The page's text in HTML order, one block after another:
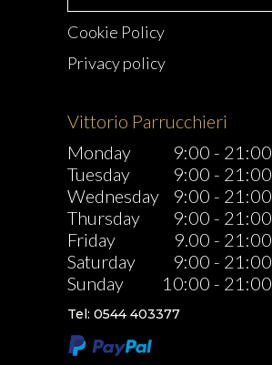
Cookie Policy
Privacy policy
Vittorio Parrucchieri
Monday
9:00 - 21:00
Tuesday
9:00 - 21:00
Wednesday
9:00 - 21:00
Thursday
9:00 - 21:00
Friday
9.00 - 21:00
Saturday
9:00 - 21:00
Sunday
10:00 - 21:00
Tel: 0544 403377